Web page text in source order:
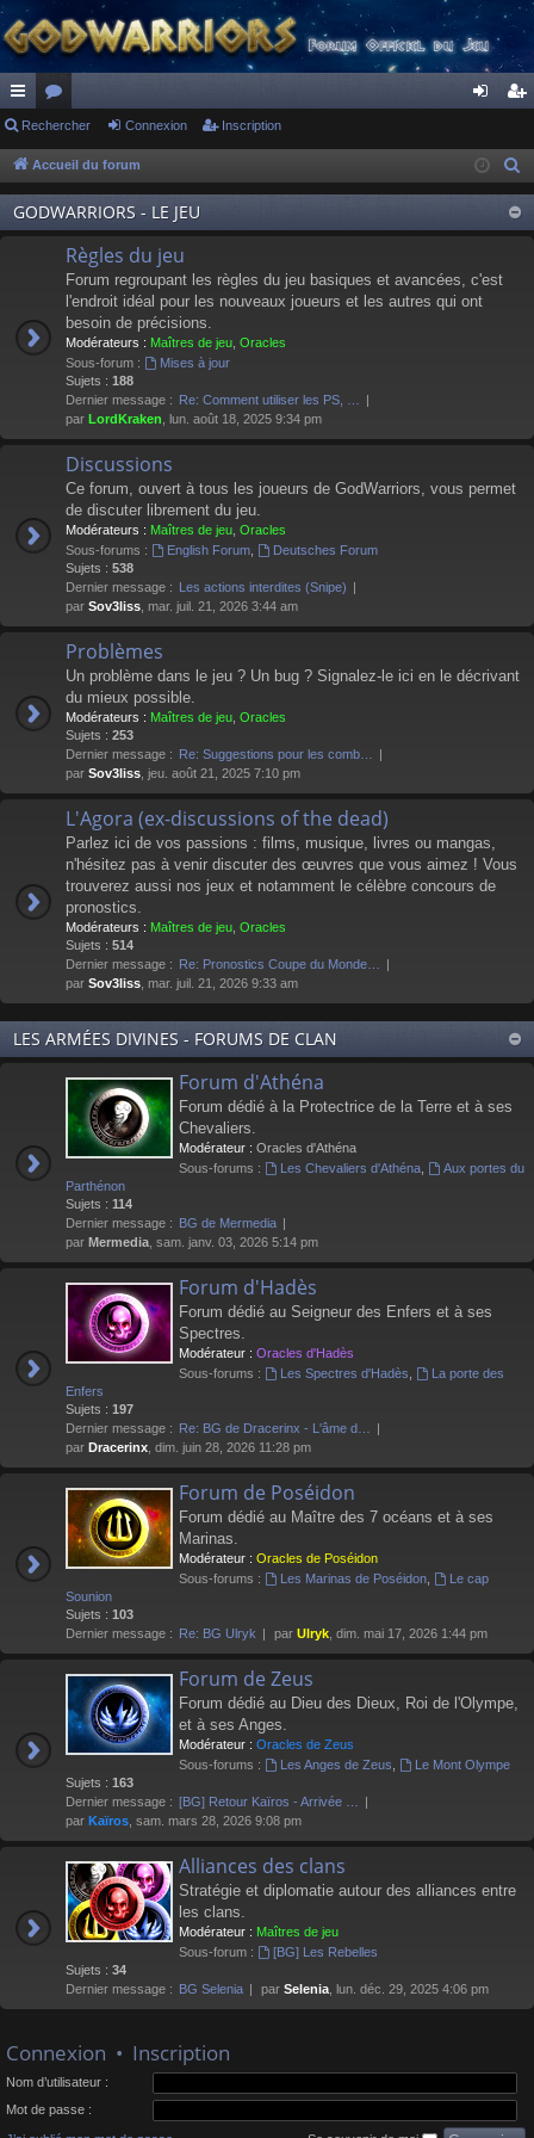
ac
co
ur
ci
or
u
m
s
ne
xi
on
cri
pti
on
Rechercher Connexion Inscription
Accueil du forum
GODWARRIORS - LE JEU
Règles du jeu
Forum regroupant les règles du jeu basiques et avancées, c'est
l'endroit idéal pour les nouveaux joueurs et les autres qui ont
besoin de précisions.
Modérateurs : Maîtres de jeu Oracles
Sous-forum :
Mises à jour
Sujets : 188
Dernier message : Re: Comment utiliser les PS, …
par LordKraken , lun. août 18, 2025 9:34 pm
Discussions
Ce forum, ouvert à tous les joueurs de GodWarriors, vous permet
de discuter librement du jeu.
Modérateurs : Maîtres de jeu Oracles
Sous-forums :
English Forum,
Deutsches Forum
Sujets : 538
Dernier message : Les actions interdites (Snipe)
par Sov3liss , mar. juil. 21, 2026 3:44 am
Problèmes
Un problème dans le jeu ? Un bug ? Signalez-le ici en le décrivant
du mieux possible.
Modérateurs : Maîtres de jeu Oracles
Sujets : 253
Dernier message : Re: Suggestions pour les comb…
par Sov3liss , jeu. août 21, 2025 7:10 pm
L'Agora (ex-discussions of the dead)
Parlez ici de vos passions : films, musique, livres ou mangas,
n'hésitez pas à venir discuter des œuvres que vous aimez ! Vous
trouverez aussi nos jeux et notamment le célèbre concours de
pronostics.
Modérateurs : Maîtres de jeu Oracles
Sujets : 514
Dernier message : Re: Pronostics Coupe du Monde…
par Sov3liss , mar. juil. 21, 2026 9:33 am
LES ARMÉES DIVINES - FORUMS DE CLAN
Forum d'Athéna
Forum dédié à la Protectrice de la Terre et à ses
Chevaliers.
Modérateur : Oracles d'Athéna
Sous-forums :
Les Chevaliers d'Athéna,
Aux portes du
Parthénon
Sujets : 114
Dernier message : BG de Mermedia
par Mermedia , sam. janv. 03, 2026 5:14 pm
Forum d'Hadès
Forum dédié au Seigneur des Enfers et à ses
Spectres.
Modérateur : Oracles d'Hadès
Sous-forums :
Les Spectres d'Hadès
La porte des
Enfers
Sujets : 197
Dernier message : Re: BG de Dracerinx - L'âme d…
par Dracerinx , dim. juin 28, 2026 11:28 pm
Forum de Poséidon
Forum dédié au Maître des 7 océans et à ses
Marinas.
Modérateur : Oracles de Poséidon
Sous-forums :
Les Marinas de Poséidon,
Le cap
Sounion
Sujets : 103
Dernier message : Re: BG Ulryk par Ulryk , dim. mai 17, 2026 1:44 pm
Forum de Zeus
Forum dédié au Dieu des Dieux, Roi de l'Olympe,
et à ses Anges.
Modérateur : Oracles de Zeus
Sous-forums :
Les Anges de Zeus
Le Mont Olympe
Sujets : 163
Dernier message : [BG] Retour Kaïros - Arrivée …
par Kaïros , sam. mars 28, 2026 9:08 pm
Alliances des clans
Stratégie et diplomatie autour des alliances entre
les clans.
Modérateur : Maîtres de jeu
Sous-forum :
[BG] Les Rebelles
Sujets : 34
Dernier message : BG Selenia par Selenia , lun. déc. 29, 2025 4:06 pm
Connexion • Inscription
Nom d’utilisateur :
Mot de passe :